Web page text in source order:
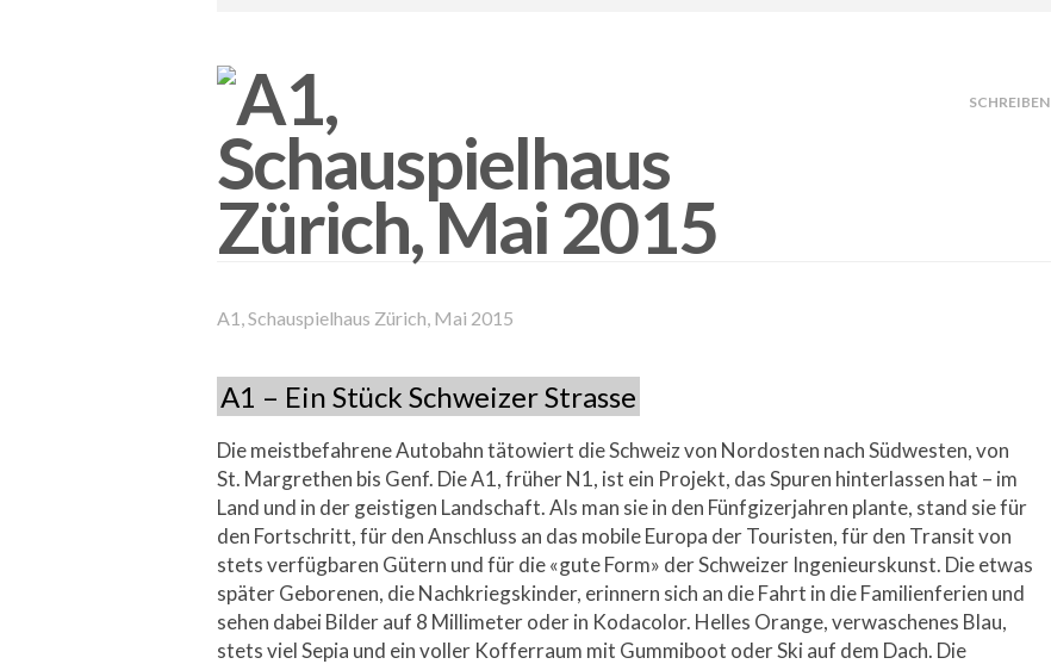
SCHREIBEN
A1, Schauspielhaus Zürich, Mai 2015
A1 – Ein Stück Schweizer Strasse
Die meistbefahrene Autobahn tätowiert die Schweiz von Nordosten nach Südwesten, von
St. Margrethen bis Genf. Die A1, früher N1, ist ein Projekt, das Spuren hinterlassen hat – im
Land und in der geistigen Landschaft. Als man sie in den Fünfgizerjahren plante, stand sie für
den Fortschritt, für den Anschluss an das mobile Europa der Touristen, für den Transit von
stets verfügbaren Gütern und für die «gute Form» der Schweizer Ingenieurskunst. Die etwas
später Geborenen, die Nachkriegskinder, erinnern sich an die Fahrt in die Familienferien und
sehen dabei Bilder auf 8 Millimeter oder in Kodacolor. Helles Orange, verwaschenes Blau,
stets viel Sepia und ein voller Kofferraum mit Gummiboot oder Ski auf dem Dach. Die